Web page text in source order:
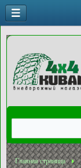
Главная страница